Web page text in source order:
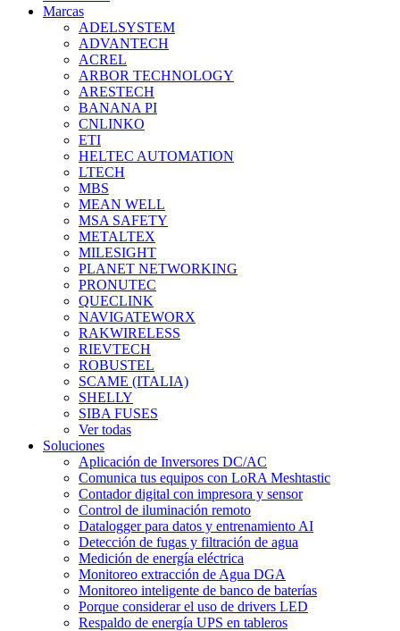
Marcas
ADELSYSTEM
ADVANTECH
ACREL
ARBOR TECHNOLOGY
ARESTECH
BANANA PI
CNLINKO
ETI
HELTEC AUTOMATION
LTECH
MBS
MEAN WELL
MSA SAFETY
METALTEX
MILESIGHT
PLANET NETWORKING
PRONUTEC
QUECLINK
NAVIGATEWORX
RAKWIRELESS
RIEVTECH
ROBUSTEL
SCAME (ITALIA)
SHELLY
SIBA FUSES
Ver todas
Soluciones
Aplicación de Inversores DC/AC
Comunica tus equipos con LoRA Meshtastic
Contador digital con impresora y sensor
Control de iluminación remoto
Datalogger para datos y entrenamiento AI
Detección de fugas y filtración de agua
Medición de energía eléctrica
Monitoreo extracción de Agua DGA
Monitoreo inteligente de banco de baterías
Porque considerar el uso de drivers LED
Respaldo de energía UPS en tableros